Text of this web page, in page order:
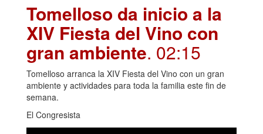
Tomelloso da inicio a la
XIV Fiesta del Vino con
gran ambiente. 02:15
Tomelloso arranca la XIV Fiesta del Vino con un gran
ambiente y actividades para toda la familia este fin de
semana.
El Congresista